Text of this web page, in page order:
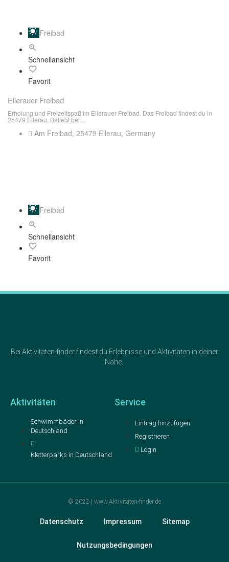
Freibad
Schnellansicht
Favorit
Ellerauer Freibad
Erholung und Freizeitspaß im Ellerauer Freibad. Das Freibad findest du in
25479 Ellerau. Beliebt bei…
Am Freibad, 25479 Ellerau, Germany
Freibad
Schnellansicht
Favorit
Bei Aktivitäten-finder findest du Erlebnisse und Aktivitäten in deiner
Nähe.
Aktivitäten
Schwimmbäder in
Deutschland
Kletterparks in Deutschland
Service
Eintrag hinzufügen
Registrieren
Login
© 2022 | www.Aktivitäten-finder.de
Datenschutz Impressum Sitemap
Nutzungsbedingungen